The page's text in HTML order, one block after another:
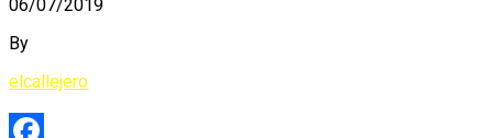
06/07/2019
By
elcallejero